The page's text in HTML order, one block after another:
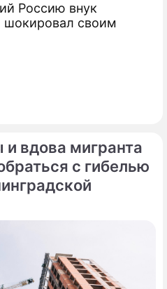
Россию внук
шокировал своим
вдова мигранта
с гибелью